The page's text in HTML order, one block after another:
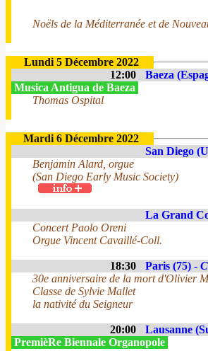
Noëls de la Méditerranée et de
Lundi 5 Décembre 2022
12:00
Baeza
Musica Antigua de Baeza
Thomas Ospital
Mardi 6 Décembre 2022
San Diego
Benjamin Alard, orgue
(San Diego Early Music Society)
La Grand
Concert Paolo Oreni
Orgue Vincent Cavaillé-Coll.
18:30 Paris (75) -
30e anniversaire de la mort d'Olivier
Classe de Sylvie Mallet
la nativité du Seigneur
20:00 Lausanne
PremièRe Biennale Organopole